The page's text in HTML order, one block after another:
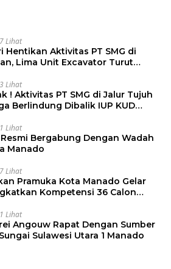
Lihat
Hentikan Aktivitas PT SMG di
Lima Unit Excavator Turut
Lihat
! Aktivitas PT SMG di Jalur Tujuh
Berlindung Dibalik IUP KUD
Lihat
Bergabung Dengan Wadah
Manado
Lihat
Pramuka Kota Manado Gelar
Kompetensi 36 Calon
Lihat
Angouw Rapat Dengan Sumber
Sulawesi Utara 1 Manado